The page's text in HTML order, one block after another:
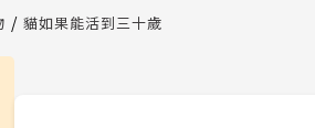
產合併與書櫃開通申請
貓如果能活到三十歲